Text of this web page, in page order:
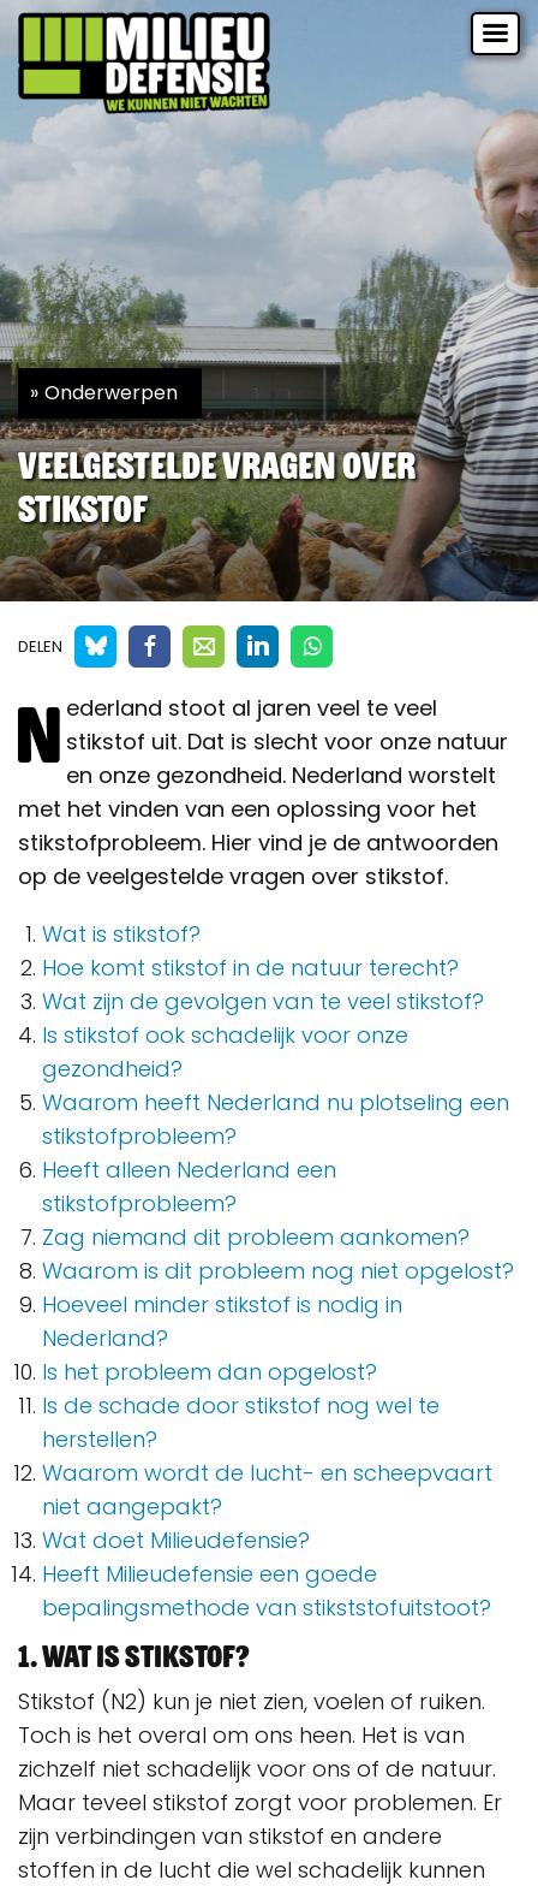
Onderwerpen
Veelgestelde vragen over
stikstof
DELEN
N ederland stoot al jaren veel te veel
stikstof uit. Dat is slecht voor onze natuur
en onze gezondheid. Nederland worstelt
met het vinden van een oplossing voor het
stikstofprobleem. Hier vind je de antwoorden
op de veelgestelde vragen over stikstof.
Wat is stikstof?
Hoe komt stikstof in de natuur terecht?
Wat zijn de gevolgen van te veel stikstof?
Is stikstof ook schadelijk voor onze
gezondheid?
Waarom heeft Nederland nu plotseling een
stikstofprobleem?
Heeft alleen Nederland een
stikstofprobleem?
Zag niemand dit probleem aankomen?
Waarom is dit probleem nog niet opgelost?
Hoeveel minder stikstof is nodig in
Nederland?
Is het probleem dan opgelost?
Is de schade door stikstof nog wel te
herstellen?
Waarom wordt de lucht- en scheepvaart
niet aangepakt?
Wat doet Milieudefensie?
Heeft Milieudefensie een goede
bepalingsmethode van stikststofuitstoot?
1. Wat is stikstof?
Stikstof (N2) kun je niet zien, voelen of ruiken.
Toch is het overal om ons heen. Het is van
zichzelf niet schadelijk voor ons of de natuur.
Maar teveel stikstof zorgt voor problemen. Er
zijn verbindingen van stikstof en andere
stoffen in de lucht die wel schadelijk kunnen